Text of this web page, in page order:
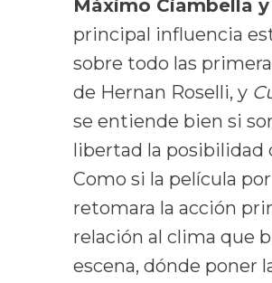
Máximo Ciambella
principal influencia
sobre todo las
de Hernan Roselli, y
se entiende bien si
libertad la posibilidad
Como si la película
retomara la acción
relación al clima que
escena, dónde poner